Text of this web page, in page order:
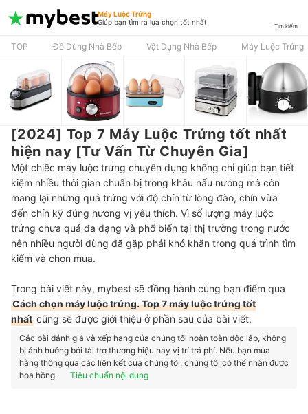
Máy Luộc Trứng
Giúp bạn tìm ra lựa chọn tốt nhất
Tìm kiếm
TOP Đồ Dùng Nhà Bếp Vật Dụng Nhà Bếp Máy Luộc Trứng
[2024] Top 7 Máy Luộc Trứng tốt nhất
hiện nay [Tư Vấn Từ Chuyên Gia]
Một chiếc máy luộc trứng chuyên dụng không chỉ giúp bạn tiết
kiệm nhiều thời gian chuẩn bị trong khâu nấu nướng mà còn
mang lại những quả trứng với độ chín từ lòng đào, chín vừa
đến chín kỹ đúng hương vị yêu thích. Vì số lượng máy luộc
trứng chưa quá đa dạng và phổ biến tại thị trường trong nước
nên nhiều người dùng đã gặp phải khó khăn trong quá trình tìm
kiếm và chọn mua.
Trong bài viết này, mybest sẽ đồng hành cùng bạn điểm qua
Cách chọn máy luộc trứng. Top 7 máy luộc trứng tốt
nhất cũng sẽ được giới thiệu ở phần sau của bài viết.
Các bài đánh giá và xếp hạng của chúng tôi hoàn toàn độc lập, không
bị ảnh hưởng bởi tài trợ thương hiệu hay vị trí trả phí. Nếu bạn mua
hàng thông qua các liên kết của chúng tôi, chúng tôi có thể nhận được
hoa hồng.
Tiêu chuẩn nội dung